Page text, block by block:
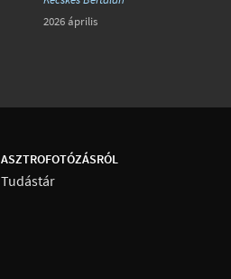
2026 április
ASZTROFOTÓZÁSRÓL
Tudástár